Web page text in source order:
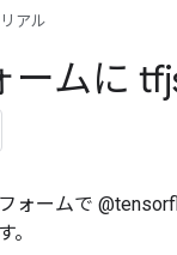
アル
ームに
ォームで